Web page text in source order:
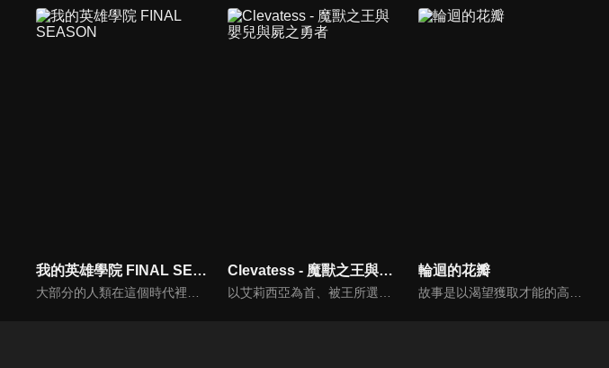
我的英雄學院 FINAL SEASON
大部分的人類在這個時代裡都擁有名為「個性」的力量，但有力量之人卻不一定都屬於正義的一方。只要邪惡出現的地方，必定會有英雄挺身而出拯救眾人。一名天生沒有力量的少年——綠谷出久從小夢想成為英雄，沒有力量的他能實現自己的夢想嗎？雖然困難重重，少年卻依舊不放棄，朝著自己的目標勇往前進。
Clevatess - 魔獸之王與嬰兒與屍之勇者
以艾莉西亞為首、被王所選上的勇者一行人，因為討伐魔獸王克雷巴特斯失利，因此陷入了危機。就在世界滅亡之際，所有人的希望託付到了一名嬰兒手上。
輪迴的花瓣
故事是以渴望獲取才能的高中生「扇寺東耶」為主角，描述他獲得了一把藉由藉開自己肉體獲得前世才能的「輪迴之枝」。在那個世界中，宮本武藏的劍術和數學家的超高速演算，與連續殺人犯的殺人技巧展開激戰。牛頓、愛因斯坦、畢卡索、南丁格爾…天才、異才、鬼才陸續登場，超人們的異能蹂躪日常生活就此展開。